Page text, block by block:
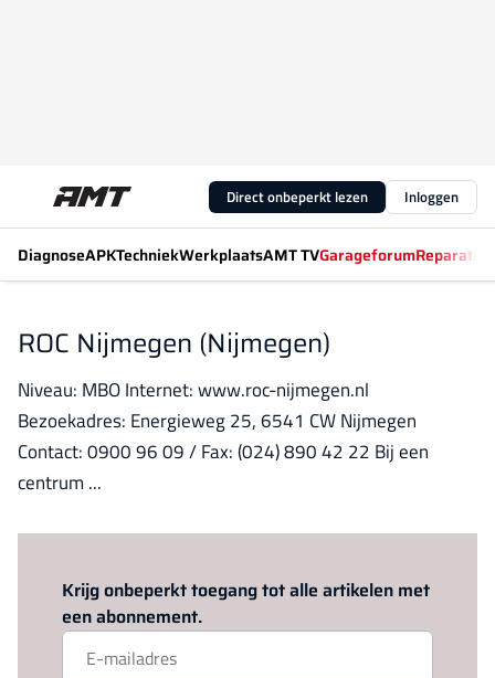
Direct onbeperkt lezen Inloggen
DiagnoseAPKTechniekWerkplaatsAMT TVGarageforum
ROC Nijmegen (Nijmegen)
Niveau: MBO Internet: www.roc-nijmegen.nl
Bezoekadres: Energieweg 25, 6541 CW Nijmegen
Contact: 0900 96 09 / Fax: (024) 890 42 22 Bij een
centrum ...
Krijg onbeperkt toegang tot alle artikelen met
een abonnement.